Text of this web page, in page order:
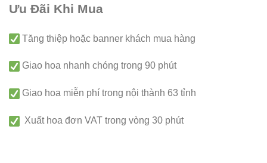
Ưu Đãi Khi Mua
Tăng thiệp hoặc banner khách mua hàng
Giao hoa nhanh chóng trong 90 phút
Giao hoa miễn phí trong nội thành 63 tỉnh
Xuất hoa đơn VAT trong vòng 30 phút